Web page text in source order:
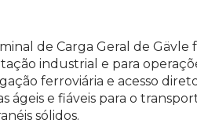
de Carga Geral de
industrial e para
ferroviária e acesso
ágeis e fiáveis para o
sólidos.